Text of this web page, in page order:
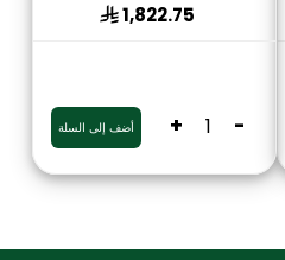
1,822.75
-
+ أضف إلى السلة